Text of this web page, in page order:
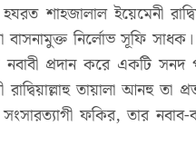
শাহজালাল ইয়েমেনী
নির্লোভ সূফি
নবাবী প্রদান করে একটি
তায়ালা আনহু তা
ফকির, তার নবাব-